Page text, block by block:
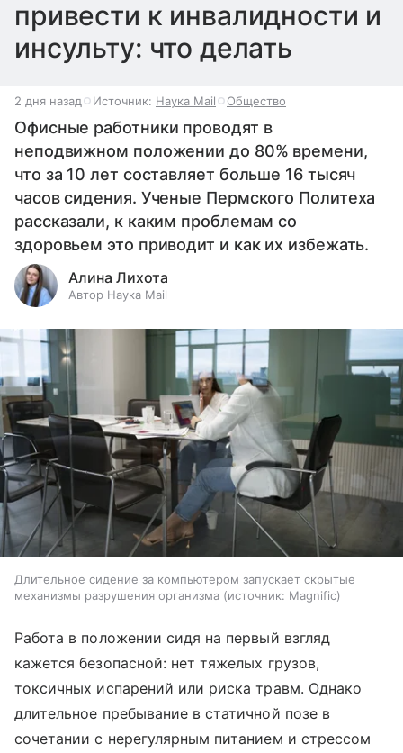
привести к инвалидности и
инсульту: что делать
2 дня назад Источник: Наука Mail Общество
Офисные работники проводят в
неподвижном положении до 80% времени,
что за 10 лет составляет больше 16 тысяч
часов сидения. Ученые Пермского Политеха
рассказали, к каким проблемам со
здоровьем это приводит и как их избежать.
Алина Лихота
Автор Наука Mail
Длительное сидение за компьютером запускает скрытые
механизмы разрушения организма
источник: Magnific
Работа в положении сидя на первый взгляд
кажется безопасной: нет тяжелых грузов,
токсичных испарений или риска травм. Однако
длительное пребывание в статичной позе в
сочетании с нерегулярным питанием и стрессом